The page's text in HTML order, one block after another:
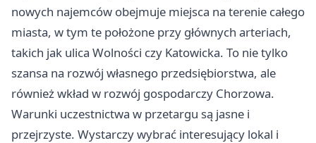
nowych najemców obejmuje miejsca na terenie całego
miasta, w tym te położone przy głównych arteriach,
takich jak ulica Wolności czy Katowicka. To nie tylko
szansa na rozwój własnego przedsiębiorstwa, ale
również wkład w rozwój gospodarczy Chorzowa.
Warunki uczestnictwa w przetargu są jasne i
przejrzyste. Wystarczy wybrać interesujący lokal i